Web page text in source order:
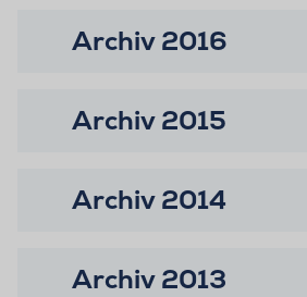
Archiv 2016
Archiv 2015
Archiv 2014
Archiv 2013